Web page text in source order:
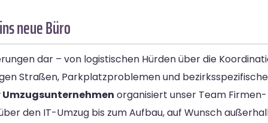
neue Büro
dar – von logistischen Hürden über die
Straßen, Parkplatzproblemen und
Umzugsunternehmen organisiert unser Team
den IT-Umzug bis zum Aufbau, auf Wunsch